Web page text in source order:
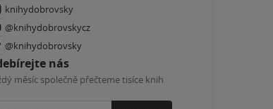
knihydobrovsky
@knihydobrovskycz
@knihydobrovsky
nás
měsíc společně přečteme tisíce knih